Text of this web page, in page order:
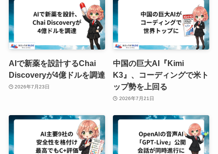
AIで新薬を設計するChai
Discoveryが4億ドルを調達
2026年7月23日
中国の巨大AI『Kimi
K3』、コーディングで米ト
ップ勢を上回る
2026年7月21日